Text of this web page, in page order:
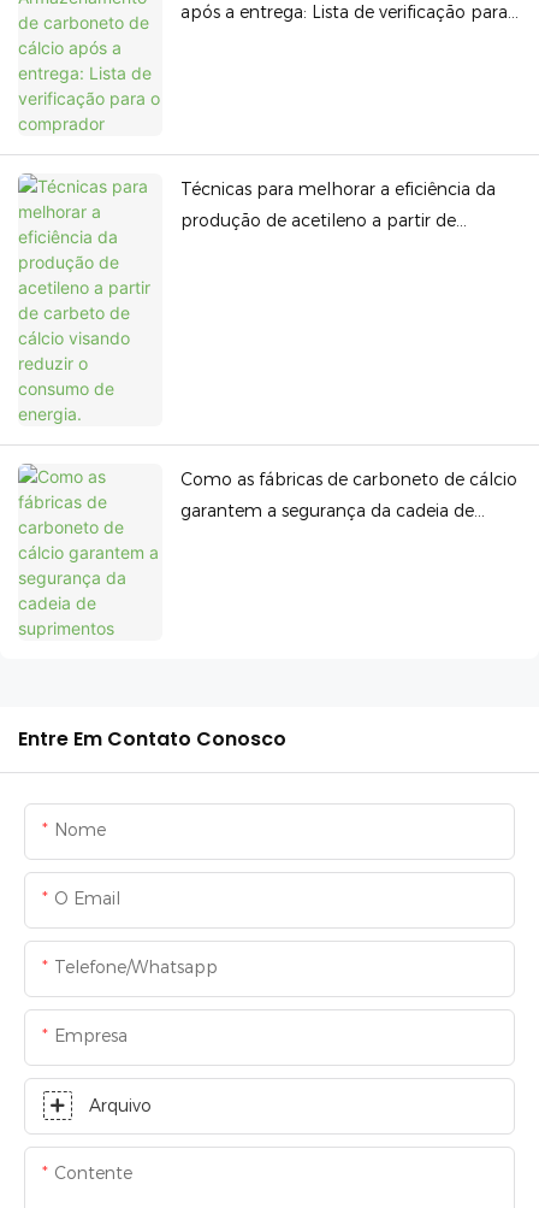
após a entrega: Lista de verificação para
Técnicas para melhorar a eficiência da
produção de acetileno a partir de
Como as fábricas de carboneto de cálcio
garantem a segurança da cadeia de
Entre Em Contato Conosco
Nome
O Email
Telefone/whatsapp
Empresa
Arquivo
Contente